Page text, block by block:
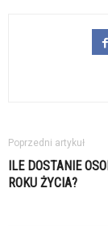
Poprzedni artykuł
ILE DOSTANIE
ROKU ŻYCIA?